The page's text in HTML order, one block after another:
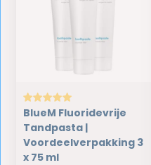
BlueM Fluoridevrije
Tandpasta |
Voordeelverpakking 3
x 75 ml